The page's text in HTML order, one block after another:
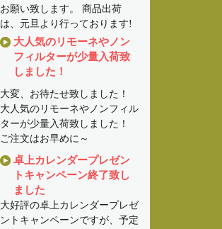
お願い致します。 商品出荷
は、元旦より行っております!
大人気のリモーネやノン
フィルターが少量入荷致
しました！
大変、お待たせ致しました！
大人気のリモーネやノンフィル
ターが少量入荷致しました！
ご注文はお早めに～
卓上カレンダープレゼン
トキャンペーン終了致し
ました
大好評の卓上カレンダープレゼ
ントキャンペーンですが、予定